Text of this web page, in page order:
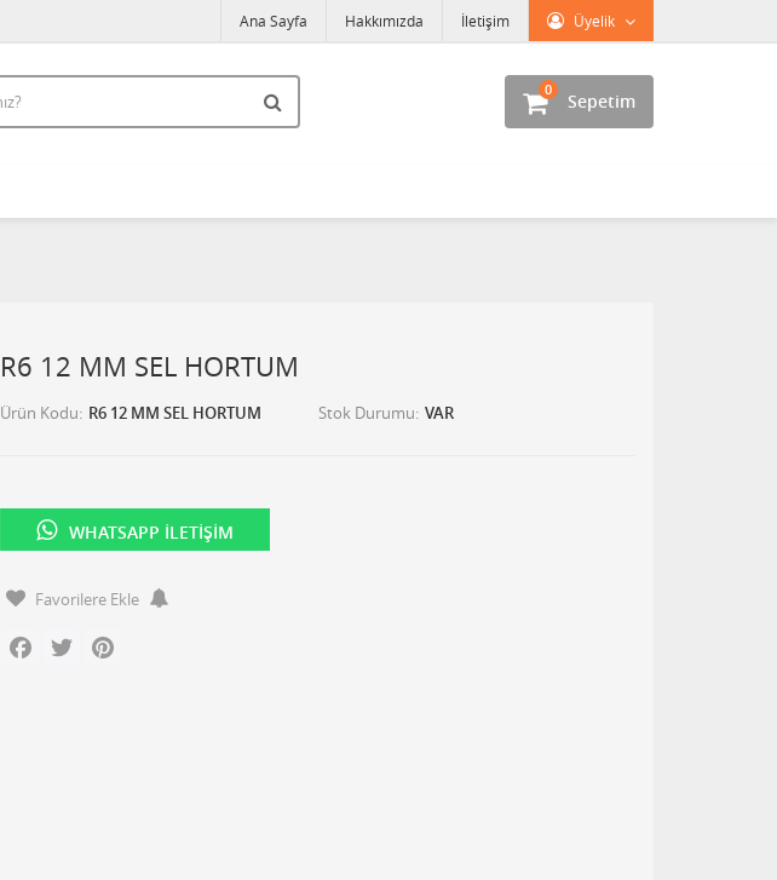
Üyelik
Ana Sayfa Hakkımızda İletişim
Sepetim
0
R6 12 MM SEL HORTUM
Ürün Kodu R6 12 MM SEL HORTUM Stok Durumu VAR
WHATSAPP İLETIŞIM
Favorilere Ekle
Facebook
Twitter